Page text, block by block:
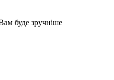
буде зручніше